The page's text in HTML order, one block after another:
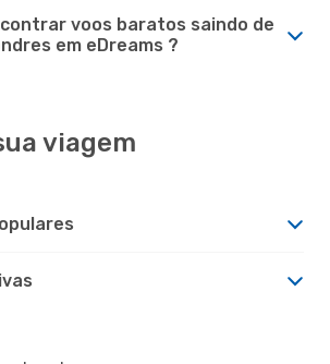
voos baratos saindo de
em eDreams ?
viagem